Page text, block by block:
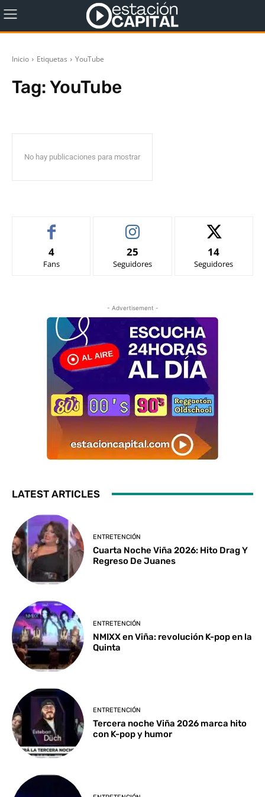
Inicio Etiquetas YouTube
Tag:YouTube
No hay publicaciones para mostrar
4
Fans
25
Seguidores
14
Seguidores
- Advertisement -
LATEST ARTICLES
ENTRETENCIÓN
Cuarta Noche Viña 2026: Hito Drag Y
Regreso De Juanes
ENTRETENCIÓN
NMIXX en Viña: revolución K-pop en la
Quinta
ENTRETENCIÓN
Tercera noche Viña 2026 marca hito
con K-pop y humor